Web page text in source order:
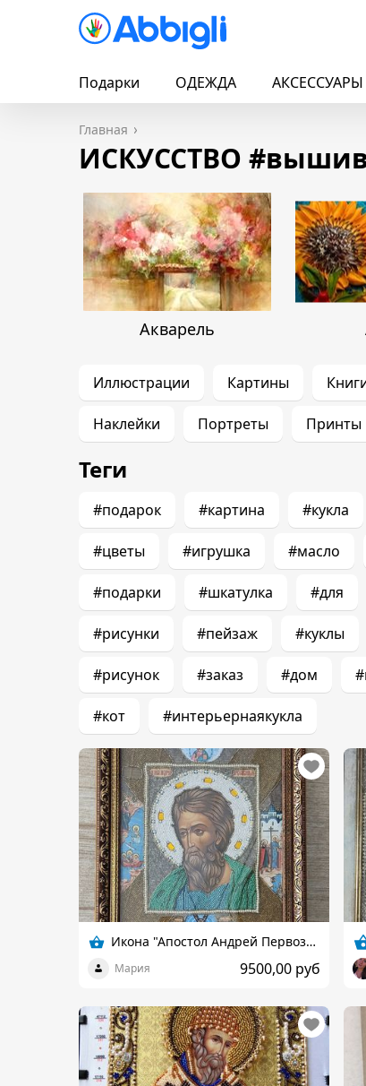
Подарки ОДЕЖДА АКСЕССУАРЫ
Главная
ИСКУССТВО
Акварель
Иллюстрации Картины
Наклейки Портреты Принты
Теги
#подарок #картина #кукла
#цветы #игрушка #масло
#подарки #шкатулка #для
#рисунки #пейзаж #куклы
#рисунок #заказ #дом
#кот #интерьернаякукла
Икона "Апостол Андрей Первозванный"
Мария 9500,00 руб